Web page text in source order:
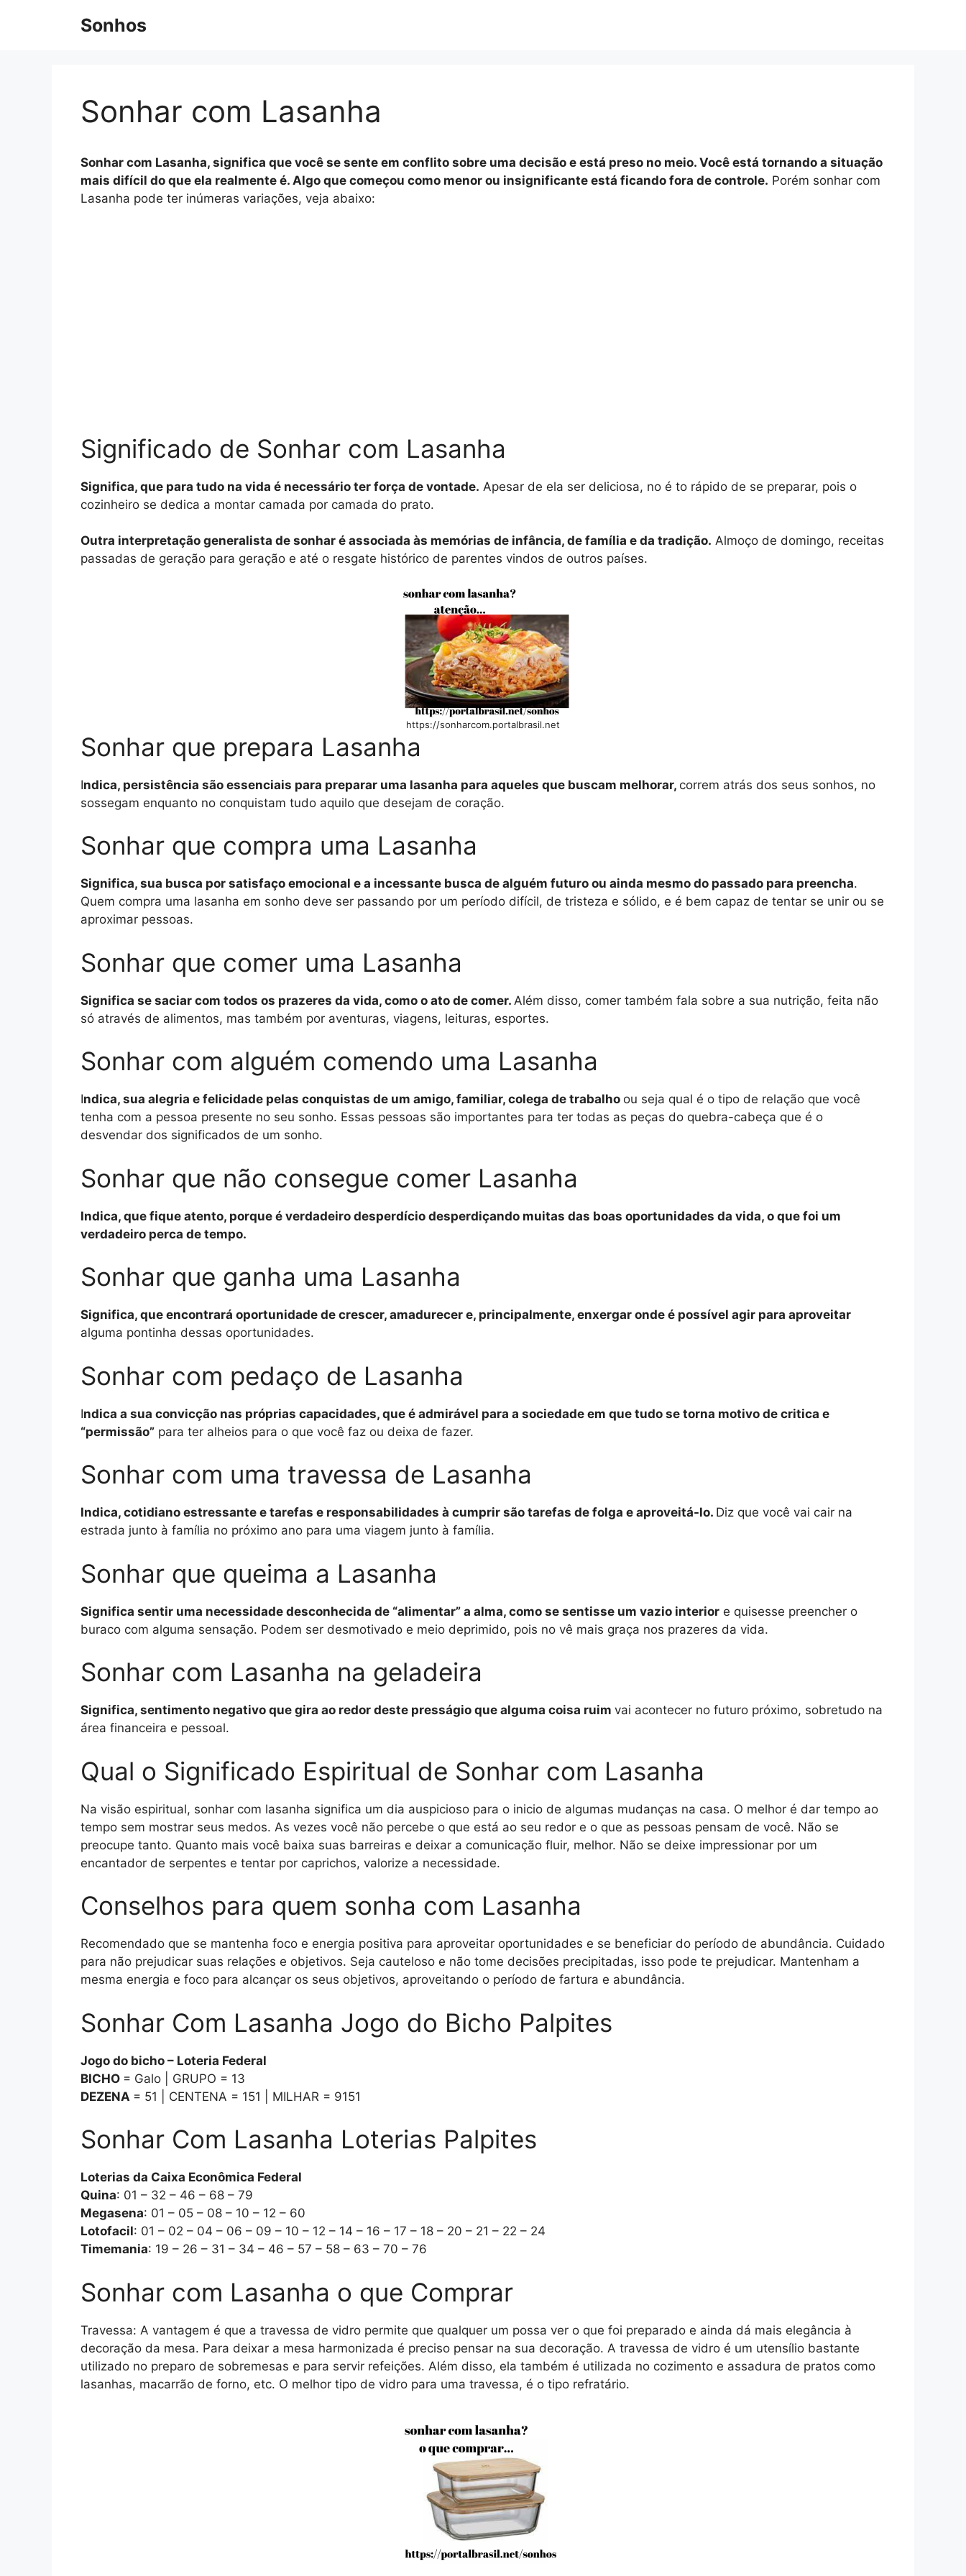
Sonhos
Sonhar com Lasanha
Sonhar com Lasanha, significa que você se sente em conflito sobre uma decisão e está preso no meio. Você está tornando a situação
mais difícil do que ela realmente é. Algo que começou como menor ou insignificante está ficando fora de controle. Porém sonhar com
Lasanha pode ter inúmeras variações, veja abaixo:
Significado de Sonhar com Lasanha
Significa, que para tudo na vida é necessário ter força de vontade. Apesar de ela ser deliciosa, no é to rápido de se preparar, pois o
cozinheiro se dedica a montar camada por camada do prato.
Outra interpretação generalista de sonhar é associada às memórias de infância, de família e da tradição. Almoço de domingo, receitas
passadas de geração para geração e até o resgate histórico de parentes vindos de outros países.
https://sonharcom.portalbrasil.net
Sonhar que prepara Lasanha
Indica, persistência são essenciais para preparar uma lasanha para aqueles que buscam melhorar, correm atrás dos seus sonhos, no
sossegam enquanto no conquistam tudo aquilo que desejam de coração.
Sonhar que compra uma Lasanha
Significa, sua busca por satisfaço emocional e a incessante busca de alguém futuro ou ainda mesmo do passado para preencha.
Quem compra uma lasanha em sonho deve ser passando por um período difícil, de tristeza e sólido, e é bem capaz de tentar se unir ou se
aproximar pessoas.
Sonhar que comer uma Lasanha
Significa se saciar com todos os prazeres da vida, como o ato de comer. Além disso, comer também fala sobre a sua nutrição, feita não
só através de alimentos, mas também por aventuras, viagens, leituras, esportes.
Sonhar com alguém comendo uma Lasanha
Indica, sua alegria e felicidade pelas conquistas de um amigo, familiar, colega de trabalho ou seja qual é o tipo de relação que você
tenha com a pessoa presente no seu sonho. Essas pessoas são importantes para ter todas as peças do quebra-cabeça que é o
desvendar dos significados de um sonho.
Sonhar que não consegue comer Lasanha
Indica, que fique atento, porque é verdadeiro desperdício desperdiçando muitas das boas oportunidades da vida, o que foi um
verdadeiro perca de tempo.
Sonhar que ganha uma Lasanha
Significa, que encontrará oportunidade de crescer, amadurecer e, principalmente, enxergar onde é possível agir para aproveitar
alguma pontinha dessas oportunidades.
Sonhar com pedaço de Lasanha
Indica a sua convicção nas próprias capacidades, que é admirável para a sociedade em que tudo se torna motivo de critica e
“permissão” para ter alheios para o que você faz ou deixa de fazer.
Sonhar com uma travessa de Lasanha
Indica, cotidiano estressante e tarefas e responsabilidades à cumprir são tarefas de folga e aproveitá-lo. Diz que você vai cair na
estrada junto à família no próximo ano para uma viagem junto à família.
Sonhar que queima a Lasanha
Significa sentir uma necessidade desconhecida de “alimentar” a alma, como se sentisse um vazio interior e quisesse preencher o
buraco com alguma sensação. Podem ser desmotivado e meio deprimido, pois no vê mais graça nos prazeres da vida.
Sonhar com Lasanha na geladeira
Significa, sentimento negativo que gira ao redor deste presságio que alguma coisa ruim vai acontecer no futuro próximo, sobretudo na
área financeira e pessoal.
Qual o Significado Espiritual de Sonhar com Lasanha
Na visão espiritual, sonhar com lasanha significa um dia auspicioso para o inicio de algumas mudanças na casa. O melhor é dar tempo ao
tempo sem mostrar seus medos. As vezes você não percebe o que está ao seu redor e o que as pessoas pensam de você. Não se
preocupe tanto. Quanto mais você baixa suas barreiras e deixar a comunicação fluir, melhor. Não se deixe impressionar por um
encantador de serpentes e tentar por caprichos, valorize a necessidade.
Conselhos para quem sonha com Lasanha
Recomendado que se mantenha foco e energia positiva para aproveitar oportunidades e se beneficiar do período de abundância. Cuidado
para não prejudicar suas relações e objetivos. Seja cauteloso e não tome decisões precipitadas, isso pode te prejudicar. Mantenham a
mesma energia e foco para alcançar os seus objetivos, aproveitando o período de fartura e abundância.
Sonhar Com Lasanha Jogo do Bicho Palpites
Jogo do bicho – Loteria Federal
BICHO = Galo | GRUPO = 13
DEZENA = 51 | CENTENA = 151 | MILHAR = 9151
Sonhar Com Lasanha Loterias Palpites
Loterias da Caixa Econômica Federal
Quina: 01 – 32 – 46 – 68 – 79
Megasena: 01 – 05 – 08 – 10 – 12 – 60
Lotofacil: 01 – 02 – 04 – 06 – 09 – 10 – 12 – 14 – 16 – 17 – 18 – 20 – 21 – 22 – 24
Timemania: 19 – 26 – 31 – 34 – 46 – 57 – 58 – 63 – 70 – 76
Sonhar com Lasanha o que Comprar
Travessa: A vantagem é que a travessa de vidro permite que qualquer um possa ver o que foi preparado e ainda dá mais elegância à
decoração da mesa. Para deixar a mesa harmonizada é preciso pensar na sua decoração. A travessa de vidro é um utensílio bastante
utilizado no preparo de sobremesas e para servir refeições. Além disso, ela também é utilizada no cozimento e assadura de pratos como
lasanhas, macarrão de forno, etc. O melhor tipo de vidro para uma travessa, é o tipo refratário.